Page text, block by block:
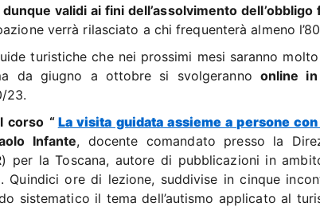
validi ai fini dell’assolvimento
verrà rilasciato a chi frequenterà almeno
turistiche che nei prossimi mesi saranno
da giugno a ottobre si svolgeranno online
23.
corso “ La visita guidata assieme a persone
Infante, docente comandato presso la
per la Toscana, autore di pubblicazioni in
ore di lezione, suddivise in cinque
sistematico il tema dell’autismo applicato al